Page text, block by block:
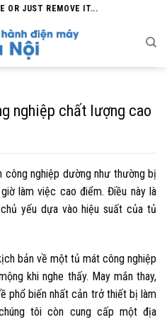
OR JUST REMOVE IT...
nghiệp chất lượng cao
nghiệp dường như thường bị
làm việc cao điểm. Điều này là
yếu dựa vào hiệu suất của tủ
bản về một tủ mát công nghiệp
khi nghe thấy. May mắn thay,
phổ biến nhất cản trở thiết bị làm
tôi còn cung cấp một địa